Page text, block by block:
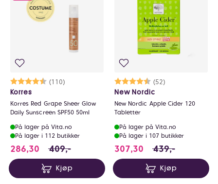
Karakter:
(110)
4.6 av 5 mulige
Korres
Korres Red Grape Sheer Glow
Daily Sunscreen SPF50 50ml
På lager på Vita.no
På lager i 112 butikker
286,30 286.3 i stedet for 409 NOK, du sparer
409,-
Kjøp
Karakter:
(52)
4.6 av 5 mulige
New Nordic
New Nordic Apple Cider 120
Tabletter
På lager på Vita.no
På lager i 107 butikker
307,30 307.3 i stedet for
439,-
Kjøp